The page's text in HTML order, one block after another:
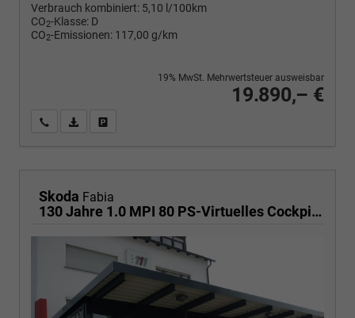
Verbrauch kombiniert: 5,10 l/100km
CO2-Klasse: D
CO2-Emissionen: 117,00 g/km
19.890,– €
19% MwSt. Mehrwertsteuer ausweisbar
Wir rufen Sie anPDF-Fahrzeugexposé drucken
Skoda Fabia
130 Jahre 1.0 MPI 80 PS-Virtuelles Cockpit-AppleCarplay-Android-Auto-LED-Klima-Tempomat-Rückfahrkamera-DAB-SHZ-15" Alu-sofort